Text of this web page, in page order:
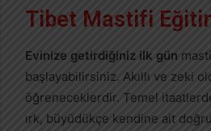
Tibet Mastifi
Evinize getirdiğiniz ilk gün
başlayabilirsiniz. Akıllı ve zeki
öğreneceklerdir. Temel
ırk, büyüdükçe kendine ait